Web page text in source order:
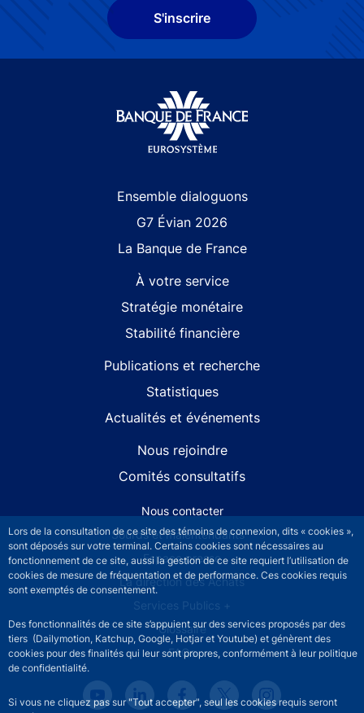
Lors de la consultation de ce site des témoins de connexion, dits « cookies »,
sont déposés sur votre terminal. Certains cookies sont nécessaires au
fonctionnement de ce site, aussi la gestion de ce site requiert l’utilisation de
cookies de mesure de fréquentation et de performance. Ces cookies requis
sont exemptés de consentement.
Des fonctionnalités de ce site s’appuient sur des services proposés par des
tiers (Dailymotion, Katchup, Google, Hotjar et Youtube) et génèrent des
cookies pour des finalités qui leur sont propres, conformément à leur politique
de confidentialité.
Si vous ne cliquez pas sur "Tout accepter", seul les cookies requis seront
S'inscrire
Ensemble dialoguons
G7 Évian 2026
La Banque de France
À votre service
Stratégie monétaire
Stabilité financière
Publications et recherche
Statistiques
Actualités et événements
Nous rejoindre
Comités consultatifs
Footer secondary menuNous contacter
Sourds et malentendants
Espace presse
La direction des Achats
Services Publics +
Glossaire
FAQs